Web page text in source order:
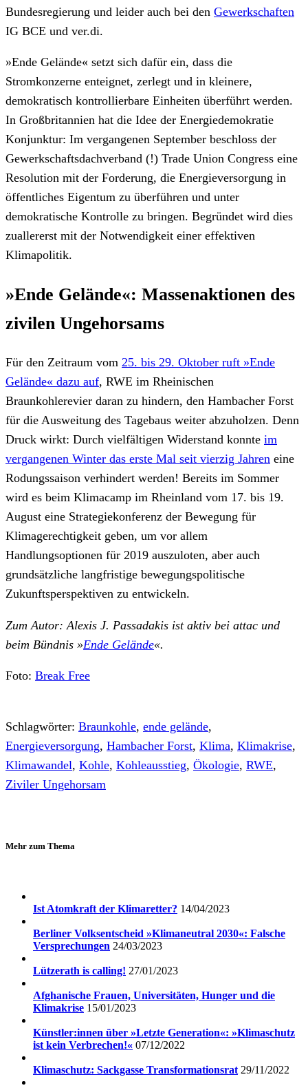
Bundesregierung und leider auch bei den Gewerkschaften
IG BCE und ver.di.
»Ende Gelände« setzt sich dafür ein, dass die
Stromkonzerne enteignet, zerlegt und in kleinere,
demokratisch kontrollierbare Einheiten überführt werden.
In Großbritannien hat die Idee der Energiedemokratie
Konjunktur: Im vergangenen September beschloss der
Gewerkschaftsdachverband (!) Trade Union Congress eine
Resolution mit der Forderung, die Energieversorgung in
öffentliches Eigentum zu überführen und unter
demokratische Kontrolle zu bringen. Begründet wird dies
zuallererst mit der Notwendigkeit einer effektiven
Klimapolitik.
»Ende Gelände«: Massenaktionen des
zivilen Ungehorsams
Für den Zeitraum vom 25. bis 29. Oktober ruft »Ende
Gelände« dazu auf, RWE im Rheinischen
Braunkohlerevier daran zu hindern, den Hambacher Forst
für die Ausweitung des Tagebaus weiter abzuholzen. Denn
Druck wirkt: Durch vielfältigen Widerstand konnte im
vergangenen Winter das erste Mal seit vierzig Jahren eine
Rodungssaison verhindert werden! Bereits im Sommer
wird es beim Klimacamp im Rheinland vom 17. bis 19.
August eine Strategiekonferenz der Bewegung für
Klimagerechtigkeit geben, um vor allem
Handlungsoptionen für 2019 auszuloten, aber auch
grundsätzliche langfristige bewegungspolitische
Zukunftsperspektiven zu entwickeln.
Zum Autor: Alexis J. Passadakis ist aktiv bei attac und
beim Bündnis »Ende Gelände«.
Foto: Break Free
Schlagwörter: Braunkohle, ende gelände,
Energieversorgung, Hambacher Forst, Klima, Klimakrise,
Klimawandel, Kohle, Kohleausstieg, Ökologie, RWE,
Ziviler Ungehorsam
Mehr zum Thema
Ist Atomkraft der Klimaretter? 14/04/2023
Berliner Volksentscheid »Klimaneutral 2030«: Falsche
Versprechungen 24/03/2023
Lützerath is calling! 27/01/2023
Afghanische Frauen, Universitäten, Hunger und die
Klimakrise 15/01/2023
Künstler:innen über »Letzte Generation«: »Klimaschutz
ist kein Verbrechen!« 07/12/2022
Klimaschutz: Sackgasse Transformationsrat 29/11/2022